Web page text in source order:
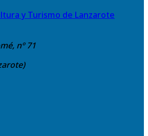
y Turismo de Lanzarote
nº 71